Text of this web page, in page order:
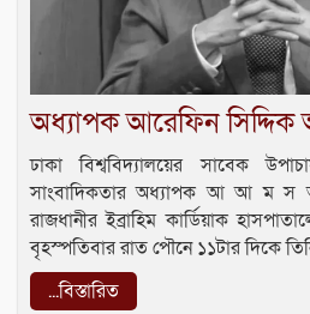
অধ্যাপক আরেফিন
ঢাকা বিশ্ববিদ্যালয়ের সাবেক
সাংবাদিকতার অধ্যাপক আ আ ম স
রাজধানীর ইব্রাহিম কার্ডিয়াক
বৃহস্পতিবার রাত পৌনে ১১টার দিকে
...বিস্তারিত